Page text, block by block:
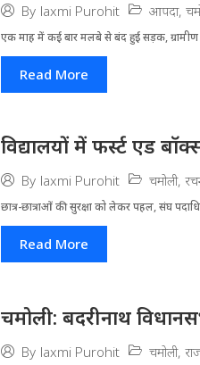
By laxmi Purohit आपदा,
एक माह में कई बार मलबे से बंद हुई सड़क, ग्रामीण
Read More
विद्यालयों में फर्स्ट एड
By laxmi Purohit चमोली,
छात्र-छात्राओं की सुरक्षा को लेकर पहल, संघ
Read More
चमोली: बदरीनाथ
By laxmi Purohit चमोली,